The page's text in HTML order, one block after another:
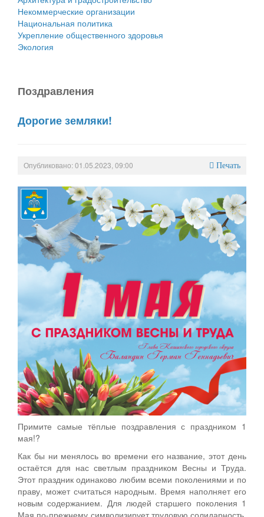
Некоммерческие организации
Национальная политика
Укрепление общественного здоровья
Экология
Поздравления
Дорогие земляки!
Опубликовано: 01.05.2023, 09:00 Печать
Примите самые тёплые поздравления с праздником 1
мая!?
Как бы ни менялось во времени его название, этот день
остаётся для нас светлым праздником Весны и Труда.
Этот праздник одинаково любим всеми поколениями и по
праву, может считаться народным. Время наполняет его
новым содержанием. Для людей старшего поколения 1
Мая по-прежнему символизирует трудовую солидарность,